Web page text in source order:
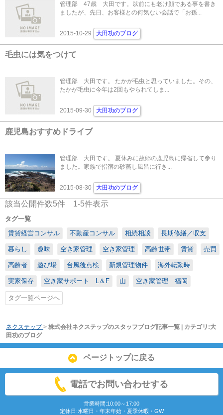
管理部 47歳 大田です。以前にも老け顔である事を書き
ましたが、先日、お客様との何気ない会話で「お孫...
2015-10-29 大田功のブログ
毛虫には気をつけて
管理部 大田です。 たかが毛虫と思っていました。その、
たかが毛虫に今年は2回もやられてしま...
2015-09-30 大田功のブログ
鹿児島おすすめドライブ
管理部 大田です。 夏休みに故郷の鹿児島に帰省して参り
ました。家族で指宿の砂蒸し風呂に行き...
2015-08-30 大田功のブログ
該当公開件数5件 1-5件表示
タグ一覧
賃貸経営コンサル
不動産コンサル 相続相談 長期修繕／収支
暮らし 趣味 空き家管理 空き家管理 高齢世帯 賃貸 売買
高齢者 遊び場 台風後点検 新規管理物件 海外転勤時
実家保存 空き家サポート L＆F 山 空き家管理 福岡
タグ一覧ページへ
ネクステップ > 株式会社ネクステップのスタッフブログ記事一覧 | カテゴリ:大
田功のブログ
ページトップに戻る
電話でお問い合わせする
営業時間:10:00～17:00
定休日:水曜日・年末年始・夏季休暇・GW